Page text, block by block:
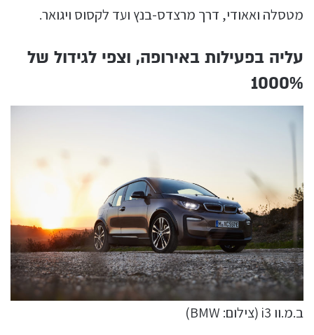
מטסלה ואאודי, דרך מרצדס-בנץ ועד לקסוס ויגואר.
עליה בפעילות באירופה, וצפי לגידול של
1000%
ב.מ.וו i3 (צילום: BMW)